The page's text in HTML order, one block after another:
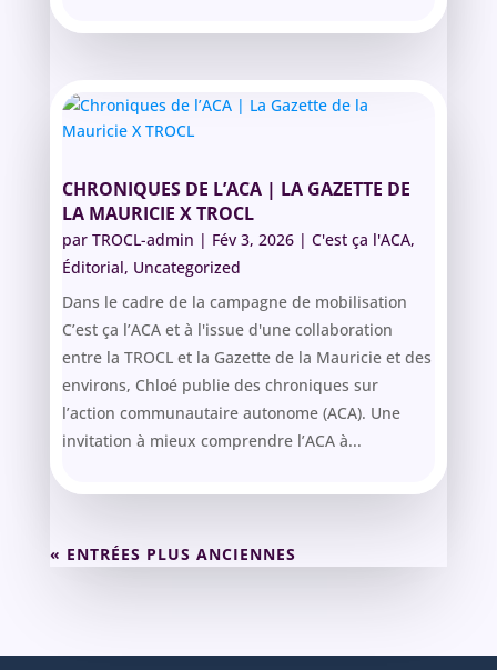
CHRONIQUES DE L’ACA | LA GAZETTE DE
LA MAURICIE X TROCL
par TROCL-admin | Fév 3, 2026| C'est ça l'ACA,
Éditorial, Uncategorized
Dans le cadre de la campagne de mobilisation
C’est ça l’ACA et à l'issue d'une collaboration
entre la TROCL et la Gazette de la Mauricie et des
environs, Chloé publie des chroniques sur
l’action communautaire autonome (ACA). Une
invitation à mieux comprendre l’ACA à...
« ENTRÉES PLUS ANCIENNES